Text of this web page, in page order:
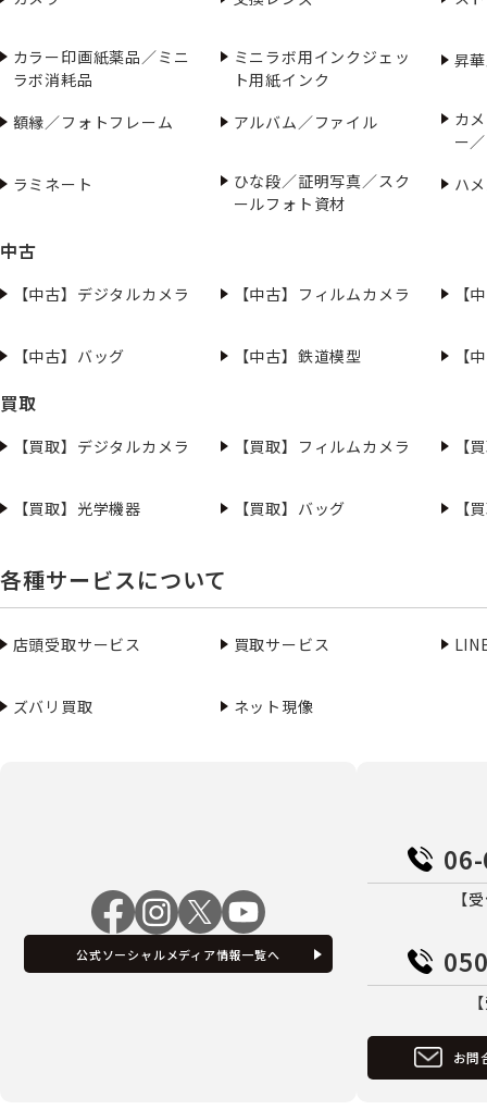
カラー印画紙薬品／ミニ
ラボ消耗品
ミニラボ用インクジェッ
ト用紙インク
昇
額縁／フォトフレーム アルバム／ファイル
カ
ー
ラミネート
ひな段／証明写真／スク
ールフォト資材
ハ
中古
【中古】デジタルカメラ 【中古】フィルムカメラ 【
【中古】バッグ 【中古】鉄道模型 【
買取
【買取】デジタルカメラ 【買取】フィルムカメラ 【
【買取】光学機器 【買取】バッグ 【
各種サービスについて
店頭受取サービス 買取サービス
ズバリ買取 ネット現像
公式ソーシャルメディア情報一覧へ
【
お問